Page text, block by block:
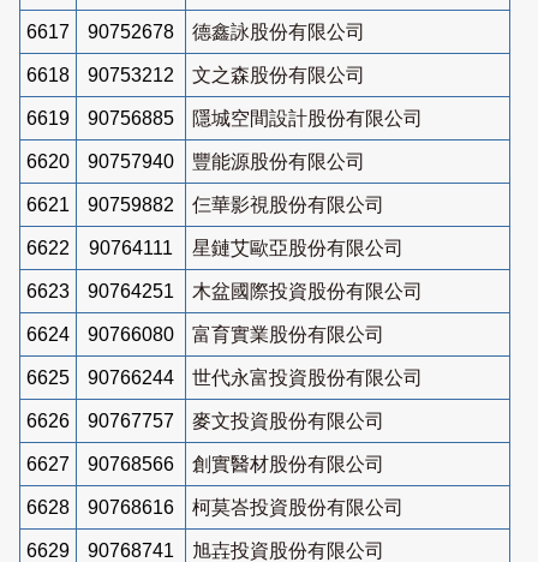
6617 90752678 德鑫詠股份有限公司
6618 90753212 文之森股份有限公司
6619 90756885 隱城空間設計股份有限公司
6620 90757940 豐能源股份有限公司
6621 90759882 仨華影視股份有限公司
6622 90764111 星鏈艾歐亞股份有限公司
6623 90764251 木盆國際投資股份有限公司
6624 90766080 富育實業股份有限公司
6625 90766244 世代永富投資股份有限公司
6626 90767757 麥文投資股份有限公司
6627 90768566 創實醫材股份有限公司
6628 90768616 柯莫峇投資股份有限公司
6629 90768741 旭壵投資股份有限公司